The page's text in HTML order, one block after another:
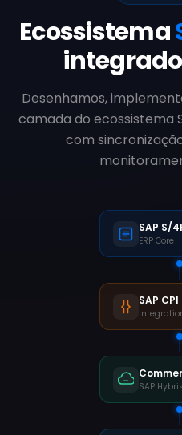
Ecossistema
Desenhamos,
camada do ecossistema
com
SAP S/
ERP Core
SAP CPI
SAP Hybris